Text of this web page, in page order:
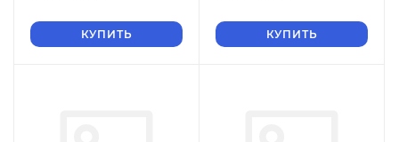
КУПИТЬ КУПИТЬ